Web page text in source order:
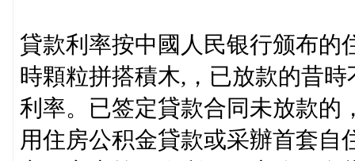
貸款利率按中國人民银行颁布的
時顆粒拼搭積木,，已放款的昔
利率。已签定貸款合同未放款的
用住房公积金貸款或采辦首套自